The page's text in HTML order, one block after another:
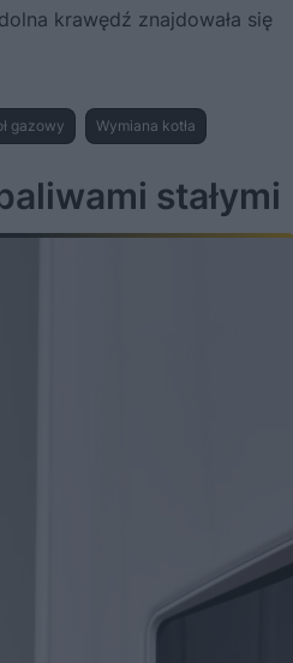
krawędź znajdowała się
gazowy Wymiana kotła
stałymi